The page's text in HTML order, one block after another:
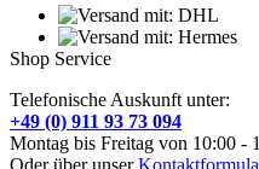
Shop Service
Telefonische Auskunft unter:
+49 (0) 911 93 73 094
Montag bis Freitag von 10:00 -
Oder über unser